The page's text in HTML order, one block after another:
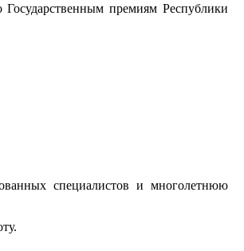
премиям Республики
специалистов и многолетнюю